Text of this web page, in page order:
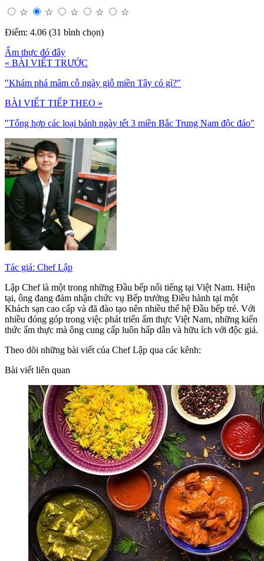
☆ ☆ ☆ ☆
☆
Điểm: 4.06 (31 bình chọn)
Ẩm thực đó đây
« BÀI VIẾT TRƯỚC
"Khám phá mâm cỗ ngày giỗ miền Tây có gì?"
BÀI VIẾT TIẾP THEO »
"Tổng hợp các loại bánh ngày tết 3 miền Bắc Trung Nam độc đáo"
Tác giả: Chef Lập
Lập Chef là một trong những Đầu bếp nổi tiếng tại Việt Nam. Hiện
tại, ông đang đảm nhận chức vụ Bếp trưởng Điều hành tại một
Khách sạn cao cấp và đã đào tạo nên nhiều thế hệ Đầu bếp trẻ. Với
nhiều đóng góp trong việc phát triển ẩm thực Việt Nam, những kiến
thức ẩm thực mà ông cung cấp luôn hấp dẫn và hữu ích với độc giả.
Theo dõi những bài viết của Chef Lập qua các kênh:
Bài viết liên quan